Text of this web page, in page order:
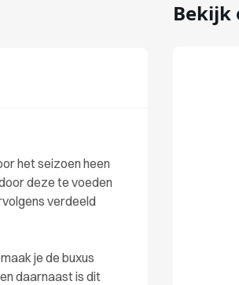
het seizoen heen
deze te voeden
verdeeld
je de buxus
daarnaast is dit
Bekijk